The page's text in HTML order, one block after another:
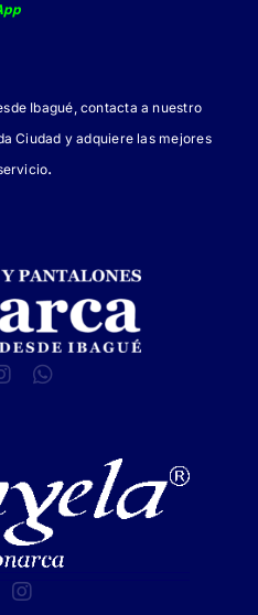
Ibagué, contacta a nuestro
Ciudad y adquiere las mejores
.